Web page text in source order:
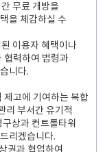
무료 개방을
을 체감하실 수
이용자 혜택이나
협력하여 법령과
니다.
제고에 기여하는 복합
리 부서간 유기적
상과 컨트롤타워
리겠습니다.